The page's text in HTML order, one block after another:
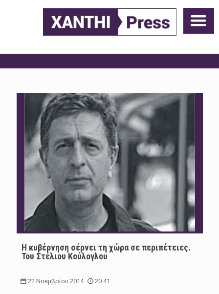
Η κυβέρνηση σέρνει τη χώρα σε περιπέτειες.
Του Στέλιου Κούλογλου
22 Νοεμβρίου 2014 20:41